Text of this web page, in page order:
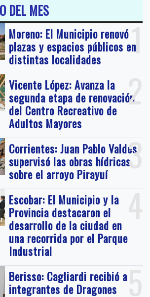
DEL MES
1
Moreno: El Municipio renovó
plazas y espacios públicos en
distintas localidades
2
Vicente López: Avanza la
segunda etapa de renovación
del Centro Recreativo de
Adultos Mayores
3
Corrientes: Juan Pablo Valdés
supervisó las obras hídricas
sobre el arroyo Pirayuí
4
Escobar: El Municipio y la
Provincia destacaron el
desarrollo de la ciudad en
una recorrida por el Parque
Industrial
5
Berisso: Cagliardi recibió a
integrantes de Dragones